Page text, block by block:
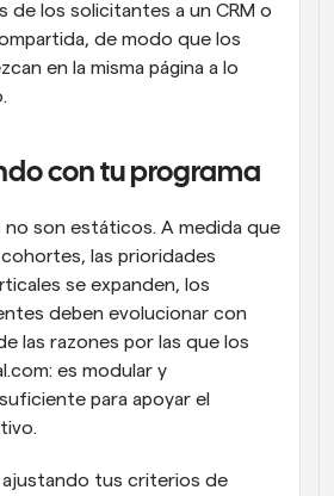
de los solicitantes a un CRM o
de modo que los
en la misma página a lo
con tu programa
no son estáticos. A medida que
las prioridades
se expanden, los
deben evolucionar con
las razones por las que los
es modular y
para apoyar el
ajustando tus criterios de